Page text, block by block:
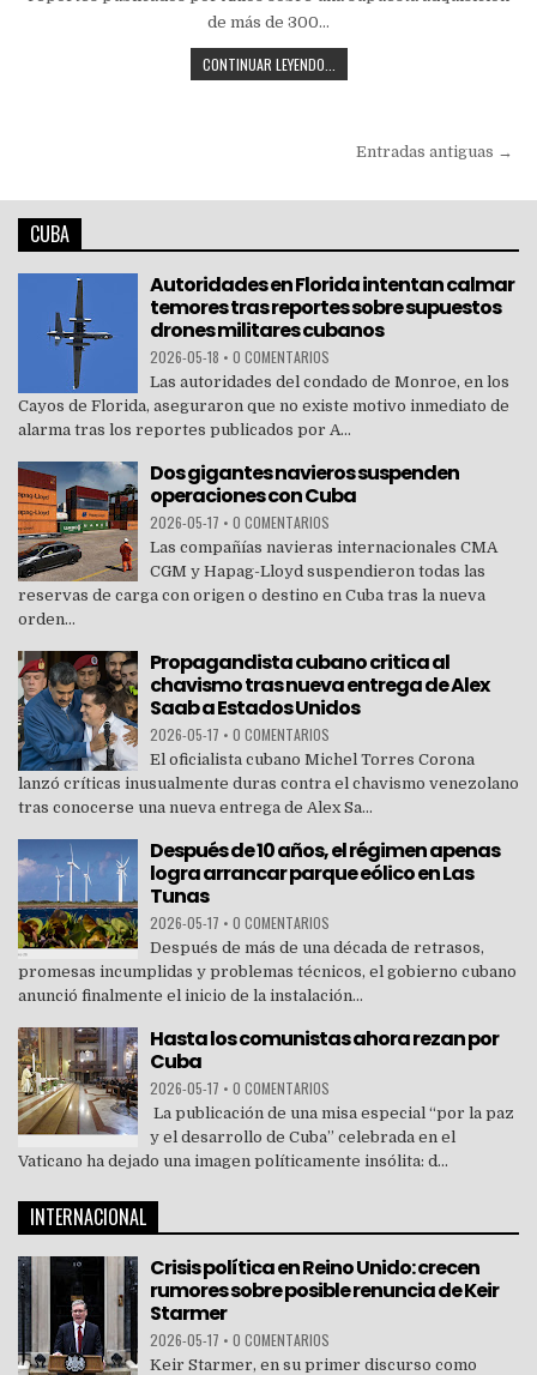
de más de 300…
CONTINUAR LEYENDO...
Entradas antiguas →
CUBA
Autoridades en Florida intentan calmar
temores tras reportes sobre supuestos
drones militares cubanos
2026-05-18 • 0 COMENTARIOS
Las autoridades del condado de Monroe, en los
Cayos de Florida, aseguraron que no existe motivo inmediato de
alarma tras los reportes publicados por A...
Dos gigantes navieros suspenden
operaciones con Cuba
2026-05-17 • 0 COMENTARIOS
Las compañías navieras internacionales CMA
CGM y Hapag-Lloyd suspendieron todas las
reservas de carga con origen o destino en Cuba tras la nueva
orden...
Propagandista cubano critica al
chavismo tras nueva entrega de Alex
Saab a Estados Unidos
2026-05-17 • 0 COMENTARIOS
El oficialista cubano Michel Torres Corona
lanzó críticas inusualmente duras contra el chavismo venezolano
tras conocerse una nueva entrega de Alex Sa...
Después de 10 años, el régimen apenas
logra arrancar parque eólico en Las
Tunas
2026-05-17 • 0 COMENTARIOS
Después de más de una década de retrasos,
promesas incumplidas y problemas técnicos, el gobierno cubano
anunció finalmente el inicio de la instalación...
Hasta los comunistas ahora rezan por
Cuba
2026-05-17 • 0 COMENTARIOS
La publicación de una misa especial “por la paz
y el desarrollo de Cuba” celebrada en el
Vaticano ha dejado una imagen políticamente insólita: d...
INTERNACIONAL
Crisis política en Reino Unido: crecen
rumores sobre posible renuncia de Keir
Starmer
2026-05-17 • 0 COMENTARIOS
Keir Starmer, en su primer discurso como